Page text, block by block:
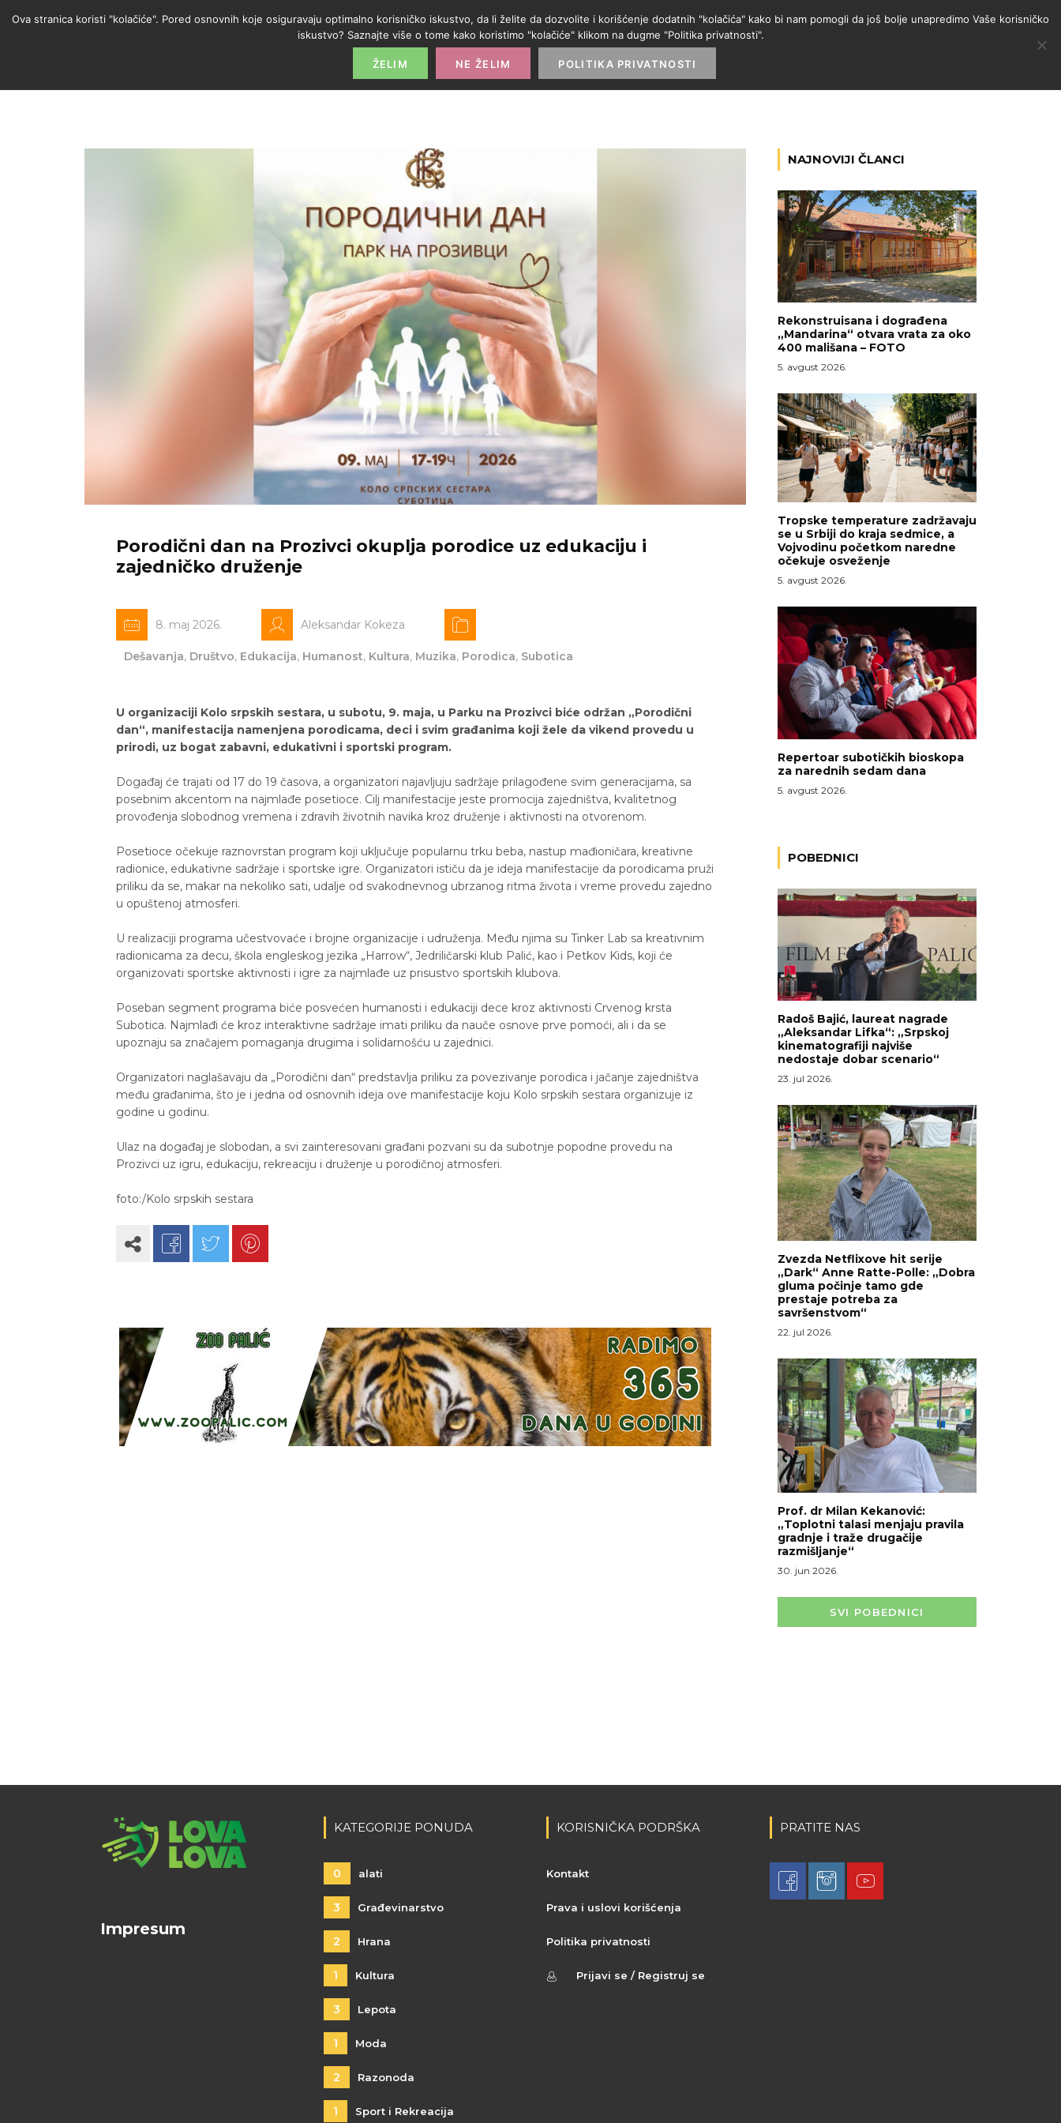
POČETNA PROMO IZLOG PARTNERI KATEGORIJE
Porodični dan na Prozivci okuplja porodice uz edukaciju i
zajedničko druženje
8. maj 2026. Aleksandar Kokeza
Dešavanja, Društvo, Edukacija, Humanost, Kultura, Muzika, Porodica, Subotica
U organizaciji Kolo srpskih sestara, u subotu, 9. maja, u Parku na Prozivci biće održan „Porodični
dan“, manifestacija namenjena porodicama, deci i svim građanima koji žele da vikend provedu u
prirodi, uz bogat zabavni, edukativni i sportski program.
Događaj će trajati od 17 do 19 časova, a organizatori najavljuju sadržaje prilagođene svim generacijama, sa
posebnim akcentom na najmlađe posetioce. Cilj manifestacije jeste promocija zajedništva, kvalitetnog
provođenja slobodnog vremena i zdravih životnih navika kroz druženje i aktivnosti na otvorenom.
Posetioce očekuje raznovrstan program koji uključuje popularnu trku beba, nastup mađioničara, kreativne
radionice, edukativne sadržaje i sportske igre. Organizatori ističu da je ideja manifestacije da porodicama pruži
priliku da se, makar na nekoliko sati, udalje od svakodnevnog ubrzanog ritma života i vreme provedu zajedno
u opuštenoj atmosferi.
U realizaciji programa učestvovaće i brojne organizacije i udruženja. Među njima su Tinker Lab sa kreativnim
radionicama za decu, škola engleskog jezika „Harrow“, Jedriličarski klub Palić, kao i Petkov Kids, koji će
organizovati sportske aktivnosti i igre za najmlađe uz prisustvo sportskih klubova.
Poseban segment programa biće posvećen humanosti i edukaciji dece kroz aktivnosti Crvenog krsta
Subotica. Najmlađi će kroz interaktivne sadržaje imati priliku da nauče osnove prve pomoći, ali i da se
upoznaju sa značajem pomaganja drugima i solidarnošću u zajednici.
Organizatori naglašavaju da „Porodični dan“ predstavlja priliku za povezivanje porodica i jačanje zajedništva
među građanima, što je i jedna od osnovnih ideja ove manifestacije koju Kolo srpskih sestara organizuje iz
godine u godinu.
Ulaz na događaj je slobodan, a svi zainteresovani građani pozvani su da subotnje popodne provedu na
Prozivci uz igru, edukaciju, rekreaciju i druženje u porodičnoj atmosferi.
foto:/Kolo srpskih sestara
NAJNOVIJI ČLANCI
Rekonstruisana i dograđena
„Mandarina“ otvara vrata za oko
400 mališana – FOTO
5. avgust 2026.
Tropske temperature zadržavaju
se u Srbiji do kraja sedmice, a
Vojvodinu početkom naredne
očekuje osveženje
5. avgust 2026.
Repertoar subotičkih bioskopa
za narednih sedam dana
5. avgust 2026.
POBEDNICI
Radoš Bajić, laureat nagrade
„Aleksandar Lifka“: „Srpskoj
kinematografiji najviše
nedostaje dobar scenario“
23. jul 2026.
Zvezda Netflixove hit serije
„Dark“ Anne Ratte-Polle: „Dobra
gluma počinje tamo gde
prestaje potreba za
savršenstvom“
22. jul 2026.
Prof. dr Milan Kekanović:
„Toplotni talasi menjaju pravila
gradnje i traže drugačije
razmišljanje“
30. jun 2026.
SVI POBEDNICI
Impresum
KATEGORIJE PONUDA
0 alati
3 Građevinarstvo
2 Hrana
1 Kultura
3 Lepota
1 Moda
2 Razonoda
1 Sport i Rekreacija
KORISNIČKA PODRŠKA
Kontakt
Prava i uslovi korišćenja
Politika privatnosti
Prijavi se / Registruj se
PRATITE NAS
Ova stranica koristi "kolačiće". Pored osnovnih koje osiguravaju optimalno korisničko iskustvo, da li želite da dozvolite i korišćenje dodatnih "kolačića" kako bi nam pomogli da još bolje unapredimo Vaše korisničko
iskustvo? Saznajte više o tome kako koristimo "kolačiće" klikom na dugme "Politika privatnosti".
ŽELIM NE ŽELIM POLITIKA PRIVATNOSTI